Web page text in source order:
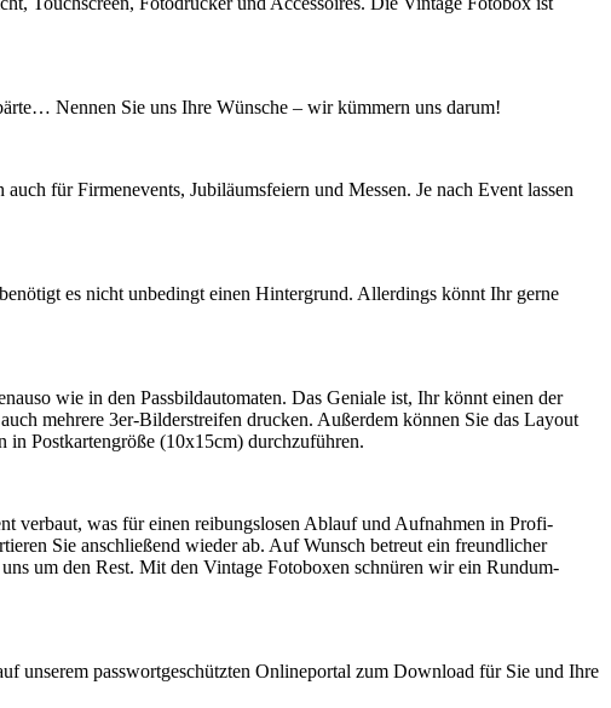
Nennen Sie uns Ihre Wünsche – wir kümmern uns darum!
für Firmenevents, Jubiläumsfeiern und Messen. Je nach Event lassen
es nicht unbedingt einen Hintergrund. Allerdings könnt Ihr gerne
wie in den Passbildautomaten. Das Geniale ist, Ihr könnt einen der
mehrere 3er-Bilderstreifen drucken. Außerdem können Sie das Layout
Postkartengröße (10x15cm) durchzuführen.
verbaut, was für einen reibungslosen Ablauf und Aufnahmen in Profi-
Sie anschließend wieder ab. Auf Wunsch betreut ein freundlicher
um den Rest. Mit den Vintage Fotoboxen schnüren wir ein Rundum-
unserem passwortgeschützten Onlineportal zum Download für Sie und Ihre